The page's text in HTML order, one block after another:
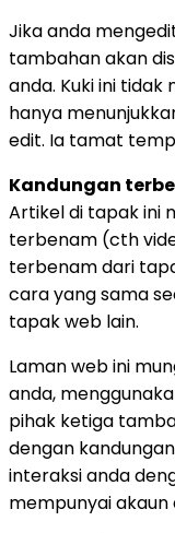
Jika anda
tambahan akan
anda. Kuki ini
hanya
edit. Ia tamat
Kandungan
Artikel di tapak ini
terbenam (cth
terbenam dari
cara yang sama
tapak web lain.
Laman web ini
anda,
pihak ketiga
dengan
interaksi anda
mempunyai